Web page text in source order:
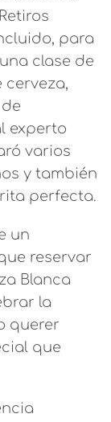
para
clase de
cerveza,
experto
varios
y también
perfecta.
un
reservar
Blanca
la
querer
que